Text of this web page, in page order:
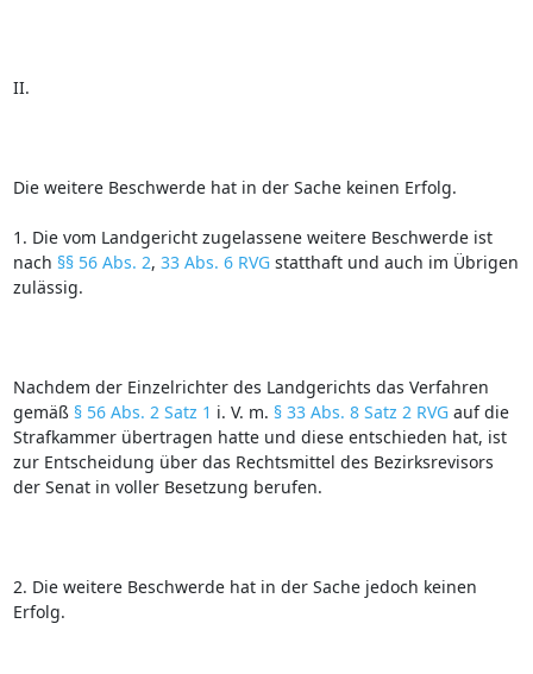
II.
Die weitere Beschwerde hat in der Sache keinen Erfolg.
1. Die vom Landgericht zugelassene weitere Beschwerde ist
nach §§ 56 Abs. 2, 33 Abs. 6 RVGstatthaft und auch im Übrigen
zulässig.
Nachdem der Einzelrichter des Landgerichts das Verfahren
gemäß § 56 Abs. 2 Satz 1 i. V. m. § 33 Abs. 8 Satz 2 RVGauf die
Strafkammer übertragen hatte und diese entschieden hat, ist
zur Entscheidung über das Rechtsmittel des Bezirksrevisors
der Senat in voller Besetzung berufen.
2. Die weitere Beschwerde hat in der Sache jedoch keinen
Erfolg.